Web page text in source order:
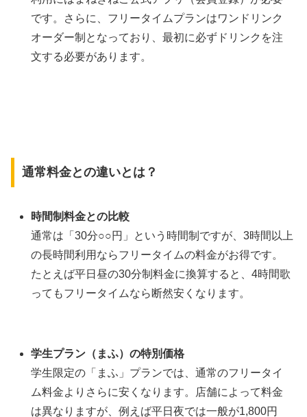
です。さらに、フリータイムプランはワンドリンク
オーダー制となっており、最初に必ずドリンクを注
文する必要があります。
通常料金との違いとは？
時間制料金との比較
通常は「30分○○円」という時間制ですが、3時間以上
の長時間利用ならフリータイムの料金がお得です。
たとえば平日昼の30分制料金に換算すると、4時間歌
ってもフリータイムなら断然安くなります。
学生プラン（まふ）の特別価格
学生限定の「まふ」プランでは、通常のフリータイ
ム料金よりさらに安くなります。店舗によって料金
は異なりますが、例えば平日夜では一般が1,800円